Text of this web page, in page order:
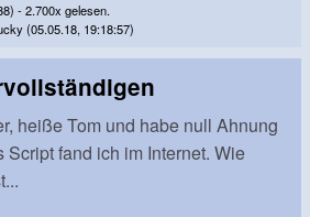
- 2.700x gelesen.
(05.05.18, 19:18:57)
heiße Tom und habe null Ahnung
Script fand ich im Internet. Wie